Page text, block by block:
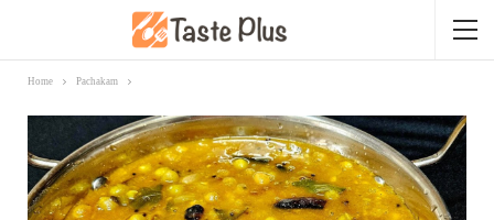
Home Pachakam